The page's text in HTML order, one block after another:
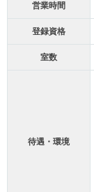
営業時間
登録資格
室数
待遇・環境